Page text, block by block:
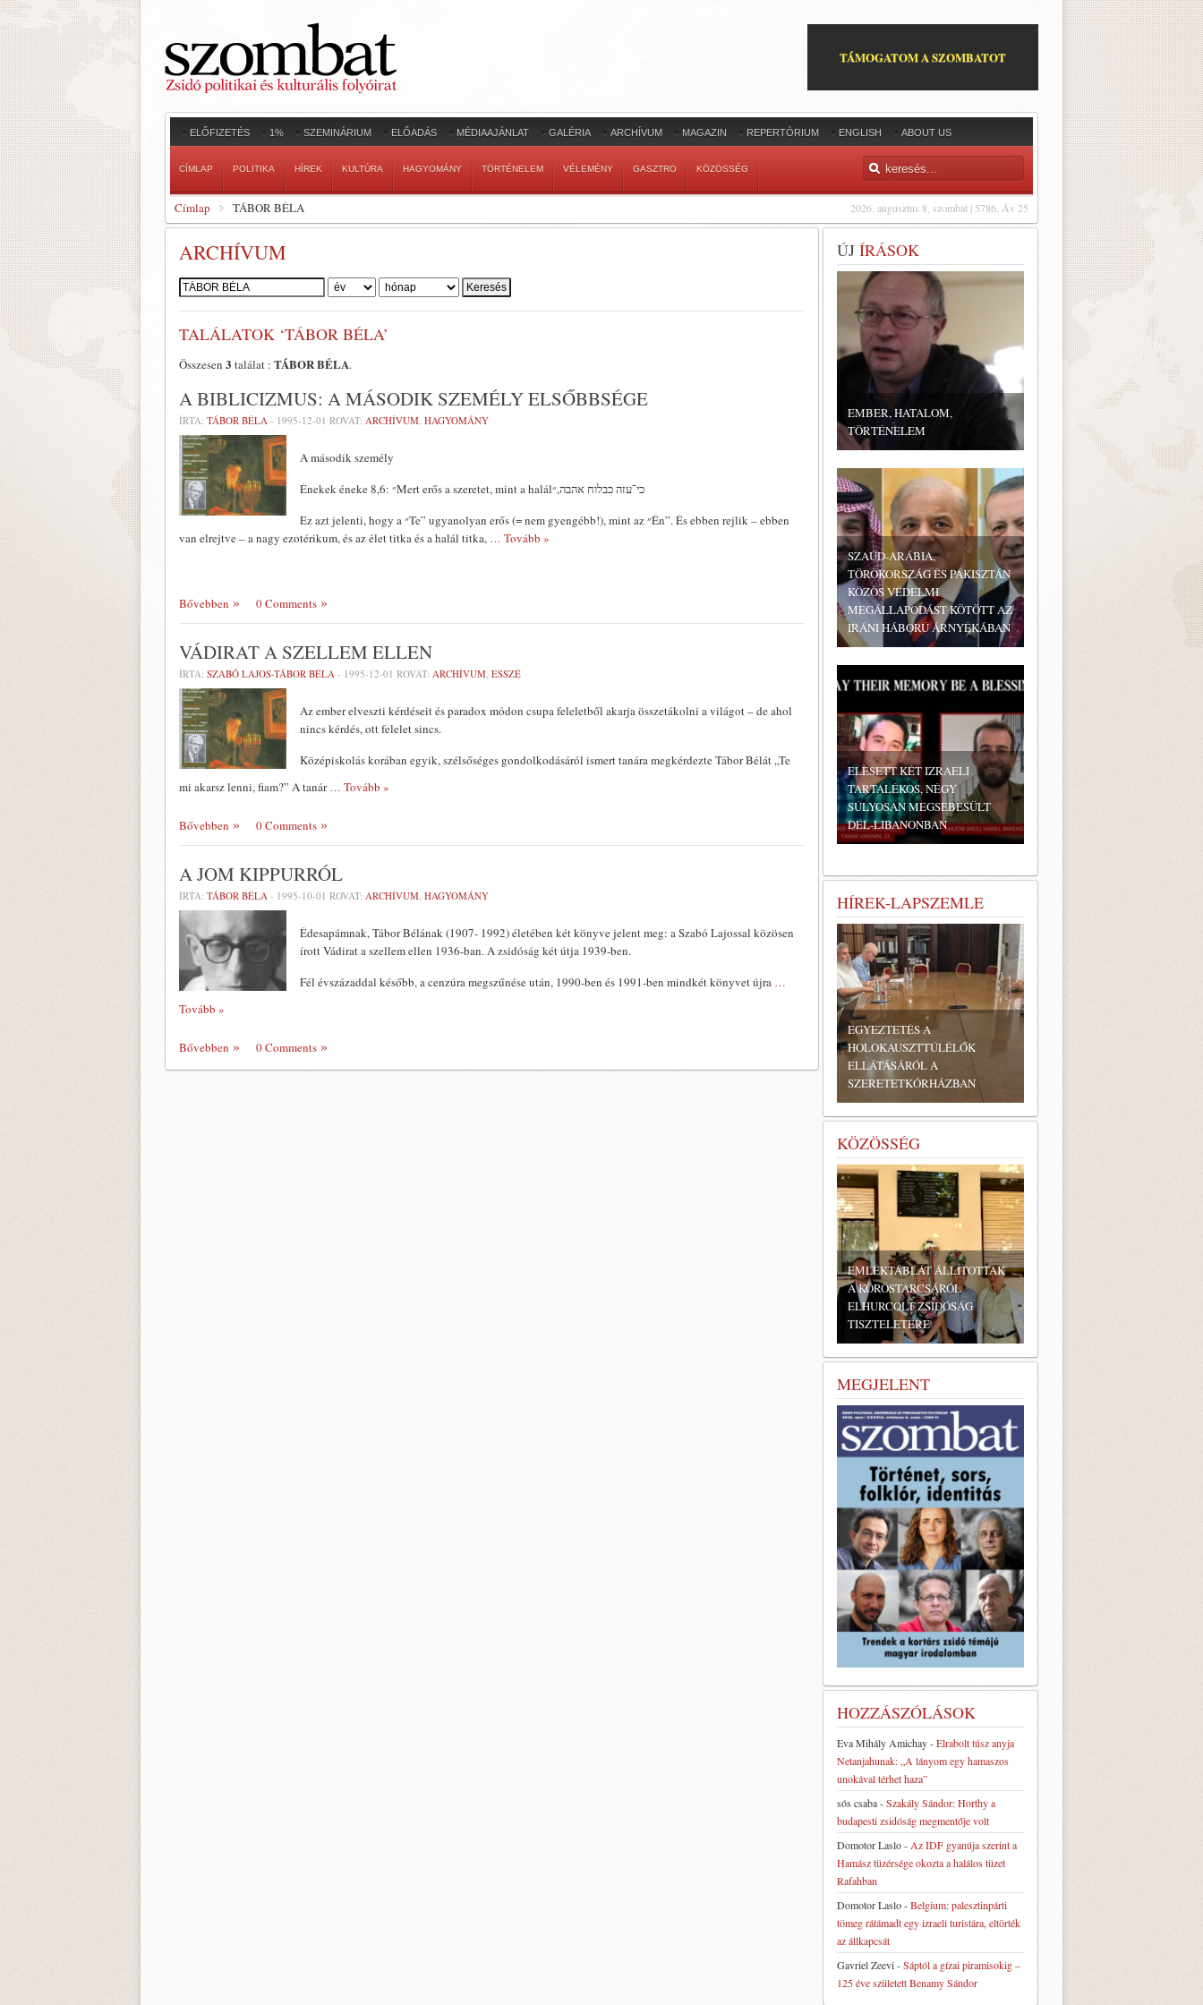
TÁMOGATOM A SZOMBATOT
ELŐFIZETÉS 1% SZEMINÁRIUM ELŐADÁS MÉDIAAJÁNLAT GALÉRIA ARCHÍVUM MAGAZIN REPERTÓRIUM ENGLISH ABOUT US
CÍMLAP POLITIKA HÍREK KULTÚRA HAGYOMÁNY TÖRTÉNELEM VÉLEMÉNY GASZTRO KÖZÖSSÉG
2026. augusztus 8, szombat | 5786. Áv 25
Címlap TÁBOR BÉLA
ARCHÍVUM
Szerző:
TALÁLATOK ‘TÁBOR BÉLA’
Összesen 3 találat : TÁBOR BÉLA.
A BIBLICIZMUS: A MÁSODIK SZEMÉLY ELSŐBBSÉGE
ÍRTA: TÁBOR BÉLA - 1995-12-01 ROVAT: ARCHÍVUM, HAGYOMÁNY
A második személy
Énekek éneke 8,6: ״Mert erős a szeretet, mint a halálכי־עזה כבלוח אהבה,״
Ez azt jelenti, hogy a ״Te” ugyanolyan erős (= nem gyengébb!), mint az ״Én”. És ebben rejlik – ebben
van elrejtve – a nagy ezotérikum, és az élet titka és a halál titka, … Tovább »
Bővebben 0 Comments
VÁDIRAT A SZELLEM ELLEN
ÍRTA: SZABÓ LAJOS-TÁBOR BÉLA - 1995-12-01 ROVAT: ARCHÍVUM, ESSZÉ
Az ember elveszti kérdéseit és paradox módon csupa feleletből akarja összetá­kolni a világot – de ahol
nincs kérdés, ott felelet sincs.
Középiskolás korában egyik, szélsősé­ges gondolkodásáról ismert tanára meg­kérdezte Tábor Bélát „Te
mi akarsz len­ni, fiam?” A tanár… Tovább »
Bővebben 0 Comments
A JOM KIPPURRÓL
ÍRTA: TÁBOR BÉLA - 1995-10-01 ROVAT: ARCHÍVUM, HAGYOMÁNY
Édesapámnak, Tábor Bélának (1907- 1992) életében két könyve jelent meg: a Szabó Lajossal közösen
írott Vádirat a szellem ellen 1936-ban. A zsidóság két útja 1939-ben.
Fél évszá­zaddal később, a cenzúra megszűnése után, 1990-ben és 1991-ben mindkét könyvet újra …
Tovább »
Bővebben 0 Comments
ÚJ ÍRÁSOK
EMBER, HATALOM,
TÖRTÉNELEM
SZAÚD-ARÁBIA,
TÖRÖKORSZÁG ÉS PAKISZTÁN
KÖZÖS VÉDELMI
MEGÁLLAPODÁST KÖTÖTT AZ
IRÁNI HÁBORÚ ÁRNYÉKÁBAN
ELESETT KÉT IZRAELI
TARTALÉKOS, NÉGY
SÚLYOSAN MEGSEBESÜLT
DÉL-LIBANONBAN
HÍREK-LAPSZEMLE
EGYEZTETÉS A
HOLOKAUSZTTÚLÉLŐK
ELLÁTÁSÁRÓL A
SZERETETKÓRHÁZBAN
KÖZÖSSÉG
EMLÉKTÁBLÁT ÁLLÍTOTTAK
A KÖRÖSTARCSÁRÓL
ELHURCOLT ZSIDÓSÁG
TISZTELETÉRE
MEGJELENT
HOZZÁSZÓLÁSOK
Eva Mihály Amichay-Elrabolt túsz anyja
Netanjahunak: „A lányom egy hamaszos
unokával térhet haza”
sós csaba-Szakály Sándor: Horthy a
budapesti zsidóság megmentője volt
Domotor Laslo- Az IDF gyanúja szerint a
Hamász tüzérsége okozta a halálos tüzet
Rafahban
Domotor Laslo-Belgium: palesztinpárti
tömeg rátámadt egy izraeli turistára, eltörték
az állkapcsát
Gavriel Zeevi-Sáptól a gízai piramisokig –
125 éve született Benamy Sándor